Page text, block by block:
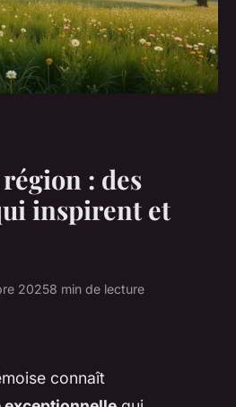
: des
inspirent et
20258 min de lecture
connaît